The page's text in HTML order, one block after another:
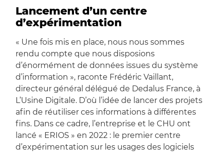
Lancement d’un centre
d’expérimentation
« Une fois mis en place, nous nous sommes
rendu compte que nous disposions
d’énormément de données issues du système
d’information », raconte Frédéric Vaillant,
directeur général délégué de Dedalus France, à
L’Usine Digitale. D’où l’idée de lancer des projets
afin de réutiliser ces informations à différentes
fins. Dans ce cadre, l’entreprise et le CHU ont
lancé « ERIOS » en 2022 : le premier centre
d’expérimentation sur les usages des logiciels